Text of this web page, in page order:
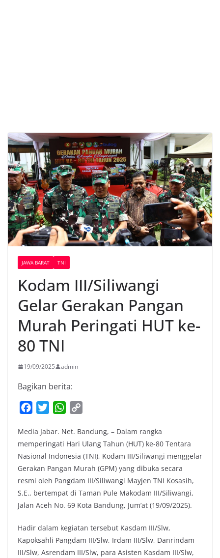
JAWA BARAT TNI
Kodam III/Siliwangi
Gelar Gerakan Pangan
Murah Peringati HUT ke-
80 TNI
19/09/2025 admin
Bagikan berita:
c
e
b
o
o
k
i
t
t
e
r
W
a
t
s
A
p
p
p
y
L
i
n
k
Media Jabar. Net. Bandung, – Dalam rangka
memperingati Hari Ulang Tahun (HUT) ke-80 Tentara
Nasional Indonesia (TNI), Kodam III/Siliwangi menggelar
Gerakan Pangan Murah (GPM) yang dibuka secara
resmi oleh Pangdam III/Siliwangi Mayjen TNI Kosasih,
S.E., bertempat di Taman Pule Makodam III/Siliwangi,
Jalan Aceh No. 69 Kota Bandung, Jum’at (19/09/2025).
Hadir dalam kegiatan tersebut Kasdam III/Slw,
Kapoksahli Pangdam III/Slw, Irdam III/Slw, Danrindam
III/Slw, Asrendam III/Slw, para Asisten Kasdam III/Slw,